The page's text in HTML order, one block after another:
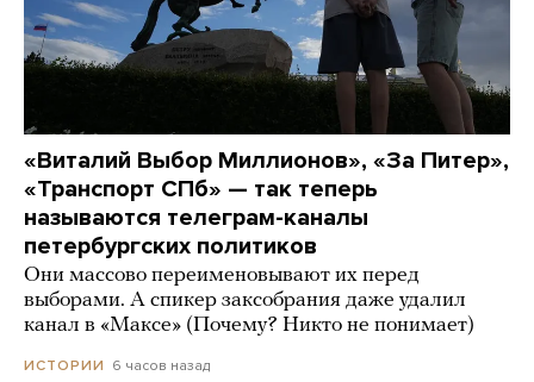
«Виталий Выбор Миллионов», «За Питер»,
«Транспорт СПб» — так теперь
называются телеграм-каналы
петербургских политиков
Они массово переименовывают их перед
выборами. А спикер заксобрания даже удалил
канал в «Максе» (Почему? Никто не понимает)
ИСТОРИИ 6 часов назад